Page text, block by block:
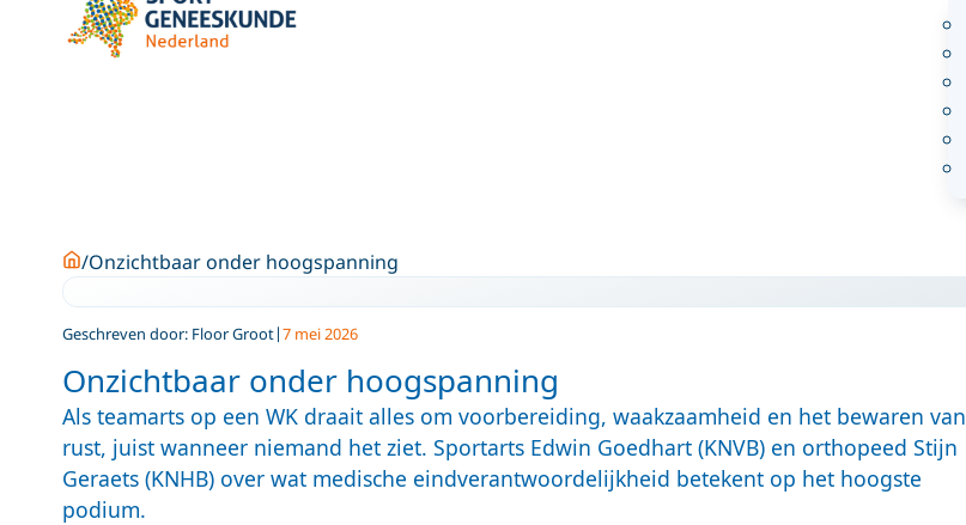
HomeOnzichtbaar onder hoogspanning
Onzichtbaar onder hoogspanning
Geschreven door: Floor Groot 7 mei 2026
Als teamarts op een WK draait alles om voorbereiding, waakzaamheid en het bewaren van
rust, juist wanneer niemand het ziet. Sportarts Edwin Goedhart (KNVB) en orthopeed Stijn
Geraets (KNHB) over wat medische eindverantwoordelijkheid betekent op het hoogste
podium.